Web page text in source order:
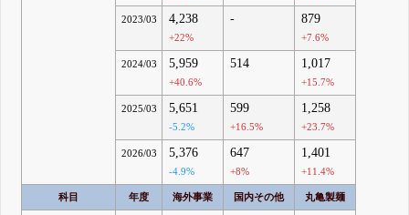
2023/03 4,238
+22%
- 879
+7.6%
2024/03 5,959
+40.6%
514 1,017
+15.7%
2025/03 5,651
-5.2%
599
+16.5%
1,258
+23.7%
2026/03 5,376
-4.9%
647
+8%
1,401
+11.4%
科目 年度 海外事業 国内その他 丸亀製麺